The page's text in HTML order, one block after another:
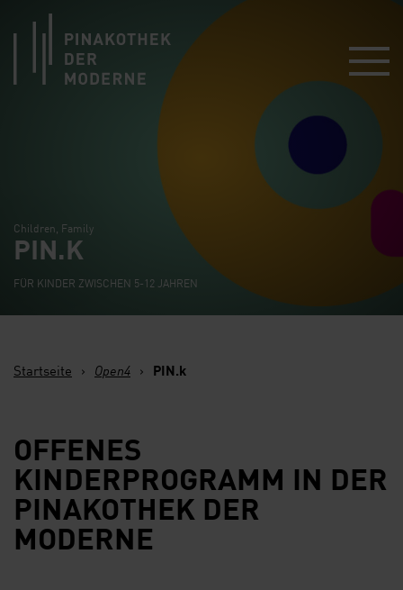
Children, Family
PIN.K
FÜR KINDER ZWISCHEN 5-12 JAHREN
Startseite › Open4 › PIN.k
OFFENES
KINDERPROGRAMM IN DER
PINAKOTHEK DER
MODERNE